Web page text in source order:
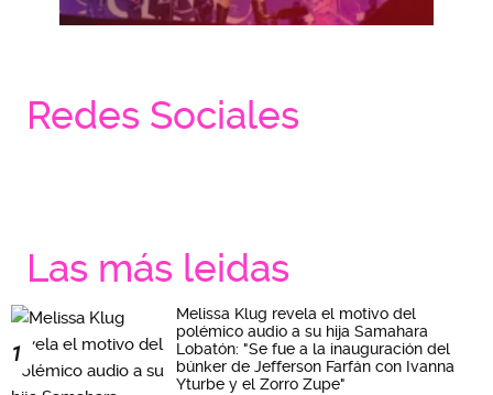
Redes Sociales
Las más leidas
1
Melissa Klug revela el motivo del
polémico audio a su hija Samahara
Lobatón: "Se fue a la inauguración del
búnker de Jefferson Farfán con Ivanna
Yturbe y el Zorro Zupe"